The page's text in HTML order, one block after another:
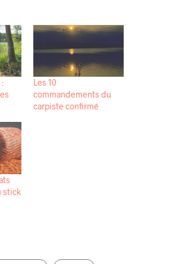
Les 10
commandements du
carpiste confirmé
stick